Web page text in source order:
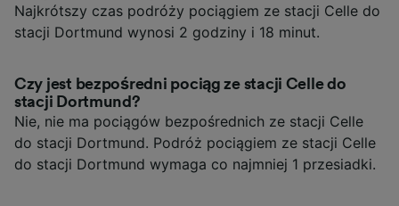
Najkrótszy czas podróży pociągiem ze stacji Celle do
stacji Dortmund wynosi 2 godziny i 18 minut.
Czy jest bezpośredni pociąg ze stacji Celle do
stacji Dortmund?
Nie, nie ma pociągów bezpośrednich ze stacji Celle
do stacji Dortmund. Podróż pociągiem ze stacji Celle
do stacji Dortmund wymaga co najmniej 1 przesiadki.